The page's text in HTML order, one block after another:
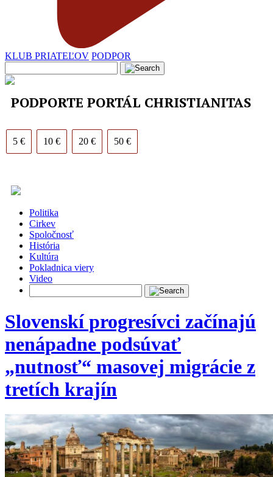
KLUB PRIATEĽOV PODPOR
PODPORTE PORTÁL CHRISTIANITAS
5 € 10 € 20 € 50 €
Politika
Cirkev
Spoločnosť
História
Kultúra
Pokladnica viery
Video
Slovenskí progresívci začínajú
nenápadne podsúvať
„nutnosť“ masovej migrácie z
tretích krajín